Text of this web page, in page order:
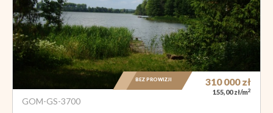
GOM-GS-3700
310 000zł
155,00 zł/m2
BEZ PROWIZJI